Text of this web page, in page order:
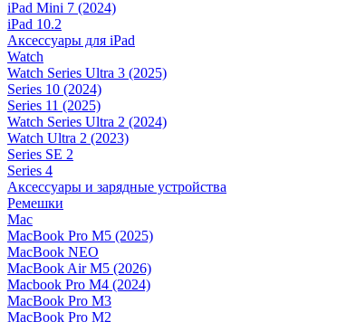
iPad Mini 7 (2024)
iPad 10.2
Аксессуары для iPad
Watch
Watch Series Ultra 3 (2025)
Series 10 (2024)
Series 11 (2025)
Watch Series Ultra 2 (2024)
Watch Ultra 2 (2023)
Series SE 2
Series 4
Аксессуары и зарядные устройства
Ремешки
Mac
MacBook Pro M5 (2025)
MacBook NEO
MacBook Air M5 (2026)
Macbook Pro M4 (2024)
MacBook Pro M3
MacBook Pro M2